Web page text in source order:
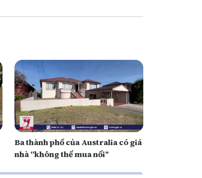
Ba thành phố của Australia có giá
nhà “không thể mua nổi”